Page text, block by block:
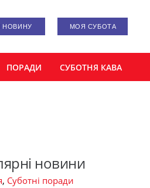
НОВИНУ МОЯ СУБОТА
ПОРАДИ СУБОТНЯ КАВА
новини
, Суботні поради